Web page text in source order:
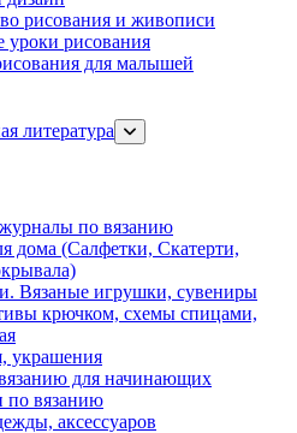
рисования и живописи
рисования
для малышей
литература
по вязанию
дома (Салфетки, Скатерти,
Вязаные игрушки, сувениры
крючком, схемы спицами,
украшения
для начинающих
по вязанию
аксессуаров